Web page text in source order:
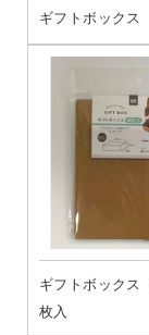
ギフトボック
ギフトボック
枚入